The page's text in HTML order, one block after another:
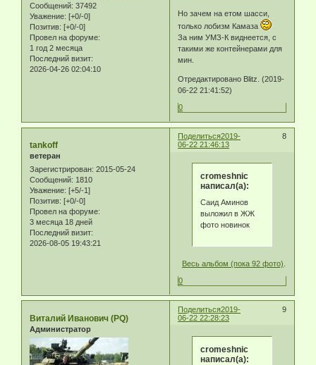
Сообщений: 37492
Уважение: [+0/-0]
Позитив: [+0/-0]
Провел на форуме:
1 год 2 месяца
Последний визит:
2026-04-26 02:04:10
Но зачем на етом шасси,
только лобизм Камаза
За ним УМЗ-К виднеется, с
такими же контейнерами для
мин.
Отредактировано Blitz. (2019-
06-22 21:41:52)
0
Поделиться 8
2019-
06-22 21:46:13
tankoff
ветеран
Зарегистрирован: 2015-05-24
Сообщений: 1810
Уважение: [+5/-1]
Позитив: [+0/-0]
Провел на форуме:
3 месяца 18 дней
Последний визит:
2026-08-05 19:43:21
cromeshnic
написал(а):
Саид Аминов
выложил в ЖЖ
фото новинок
Весь альбом (пока 92 фото)
0
Поделиться 9
2019-
06-22 22:28:23
Виталий Иванович (PQ)
Администратор
cromeshnic
написал(а):